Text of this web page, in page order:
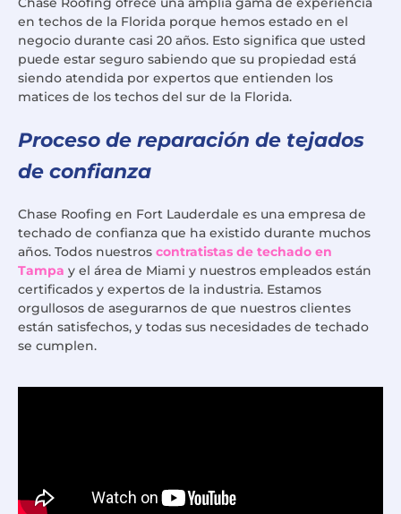
en techos de la Florida porque hemos estado en el
negocio durante casi 20 años. Esto significa que usted
puede estar seguro sabiendo que su propiedad está
siendo atendida por expertos que entienden los
matices de los techos del sur de la Florida.
Proceso de reparación de tejados
de confianza
Chase Roofing en Fort Lauderdale es una empresa de
techado de confianza que ha existido durante muchos
años. Todos nuestros contratistas de techado en
Tampa y el área de Miami y nuestros empleados están
certificados y expertos de la industria. Estamos
orgullosos de asegurarnos de que nuestros clientes
están satisfechos, y todas sus necesidades de techado
se cumplen.